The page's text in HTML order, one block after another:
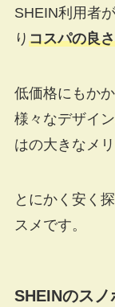
SHEIN利用者
り コスパの良さ
低価格にもか
様々なデザイ
はの大きなメリ
とにかく安く
スメです。
SHEINのス